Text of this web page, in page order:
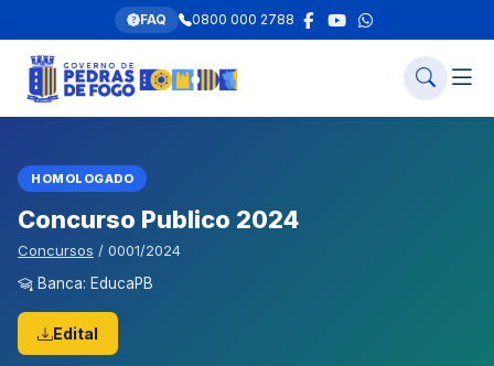
FAQ 0800 000 2788
HOMOLOGADO
Concurso Publico 2024
Concursos / 0001/2024
Banca: EducaPB
Edital